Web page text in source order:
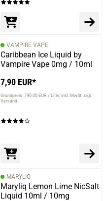
VAMPIRE VAPE
Caribbean Ice Liquid by
Vampire Vape 0mg / 10ml
7,90 EUR*
Grundpreis: 790,00 EUR / Liter inkl. MwSt. zzgl.
Versand
MARYLIQ
Maryliq Lemon Lime NicSalt
Liquid 10ml / 10mg